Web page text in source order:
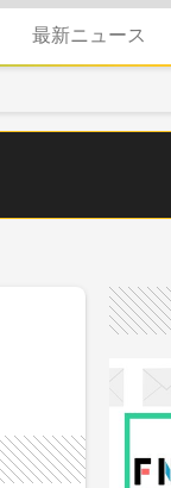
最新ニュース